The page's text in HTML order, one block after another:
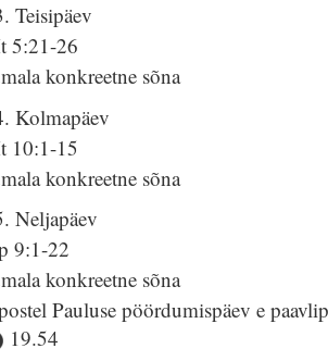
Teisipäev
5:21-26
konkreetne sõna
Kolmapäev
10:1-15
konkreetne sõna
Neljapäev
9:1-22
konkreetne sõna
Pauluse pöördumispäev e
19.54